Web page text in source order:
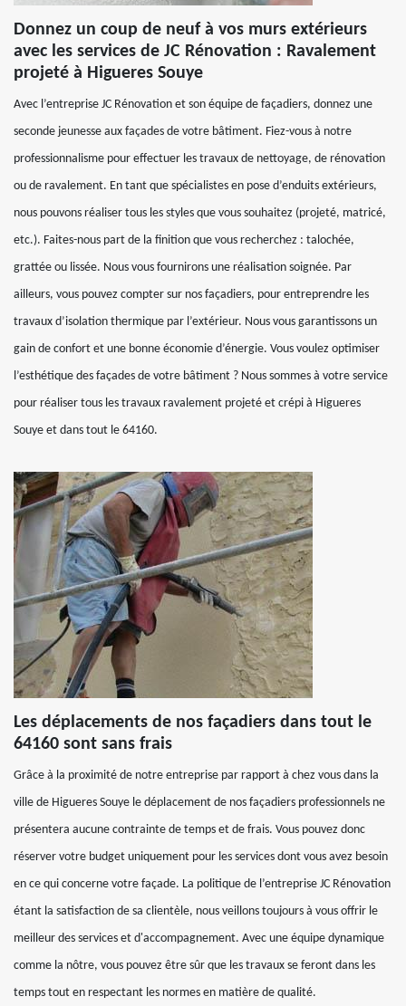
Donnez un coup de neuf à vos murs extérieurs
avec les services de JC Rénovation : Ravalement
projeté à Higueres Souye
Avec l’entreprise JC Rénovation et son équipe de façadiers, donnez une
seconde jeunesse aux façades de votre bâtiment. Fiez-vous à notre
professionnalisme pour effectuer les travaux de nettoyage, de rénovation
ou de ravalement. En tant que spécialistes en pose d’enduits extérieurs,
nous pouvons réaliser tous les styles que vous souhaitez (projeté, matricé,
etc.). Faites-nous part de la finition que vous recherchez : talochée,
grattée ou lissée. Nous vous fournirons une réalisation soignée. Par
ailleurs, vous pouvez compter sur nos façadiers, pour entreprendre les
travaux d’isolation thermique par l’extérieur. Nous vous garantissons un
gain de confort et une bonne économie d’énergie. Vous voulez optimiser
l’esthétique des façades de votre bâtiment ? Nous sommes à votre service
pour réaliser tous les travaux ravalement projeté et crépi à Higueres
Souye et dans tout le 64160.
Les déplacements de nos façadiers dans tout le
64160 sont sans frais
Grâce à la proximité de notre entreprise par rapport à chez vous dans la
ville de Higueres Souye le déplacement de nos façadiers professionnels ne
présentera aucune contrainte de temps et de frais. Vous pouvez donc
réserver votre budget uniquement pour les services dont vous avez besoin
en ce qui concerne votre façade. La politique de l’entreprise JC Rénovation
étant la satisfaction de sa clientèle, nous veillons toujours à vous offrir le
meilleur des services et d'accompagnement. Avec une équipe dynamique
comme la nôtre, vous pouvez être sûr que les travaux se feront dans les
temps tout en respectant les normes en matière de qualité.